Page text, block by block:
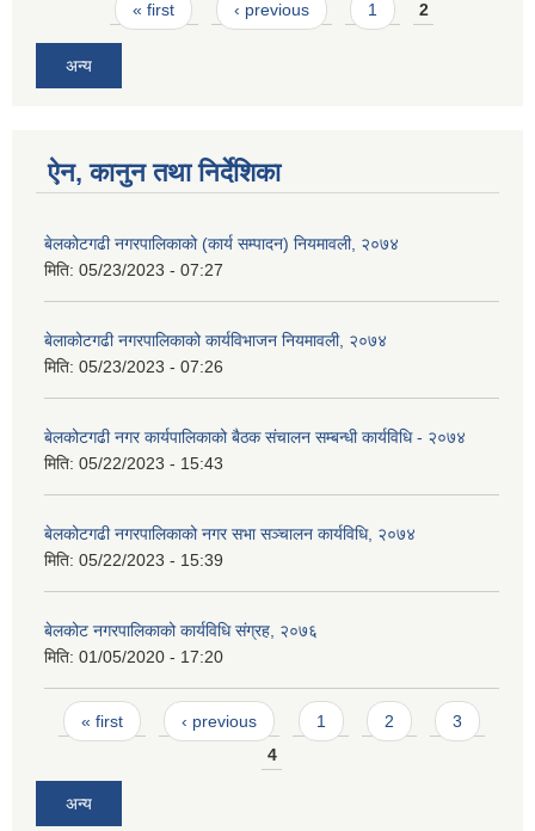
Pages« first ‹ previous 1 2
अन्य
ऐन, कानुन तथा निर्देशिका
बेलकोटगढी नगरपालिकाको (कार्य सम्पादन) नियमावली, २०७४
मिति: 05/23/2023 - 07:27
बेलाकोटगढी नगरपालिकाको कार्यविभाजन नियमावली, २०७४
मिति: 05/23/2023 - 07:26
बेलकोटगढी नगर कार्यपालिकाको बैठक संचालन सम्बन्धी कार्यविधि - २०७४
मिति: 05/22/2023 - 15:43
बेलकोटगढी नगरपालिकाको नगर सभा सञ्चालन कार्यविधि, २०७४
मिति: 05/22/2023 - 15:39
बेलकोट नगरपालिकाको कार्यविधि संग्रह, २०७६
मिति: 01/05/2020 - 17:20
Pages
« first ‹ previous 1 2
3
4
अन्य